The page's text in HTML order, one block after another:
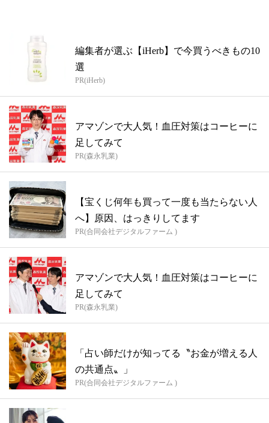
編集者が選ぶ【iHerb】で今買うべきもの10
選
PR(iHerb)
アマゾンで大人気！血圧対策はコーヒーに
足してみて
PR(森永乳業)
【宝くじ何年も買って一度も当たらない人
へ】原因、はっきりしてます
PR(合同会社デジタルファーム )
アマゾンで大人気！血圧対策はコーヒーに
足してみて
PR(森永乳業)
「占い師だけが知ってる〝お金が増える人
の共通点〟」
PR(合同会社デジタルファーム )